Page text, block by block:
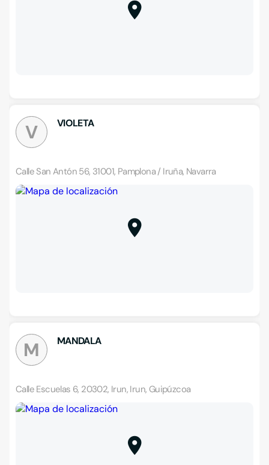
V VIOLETA
Calle San Antón 56, 31001, Pamplona / Iruña, Navarra
M MANDALA
Calle Escuelas 6, 20302, Irun, Irun, Guipúzcoa